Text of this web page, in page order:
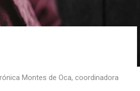
Montes de Oca, coordinadora